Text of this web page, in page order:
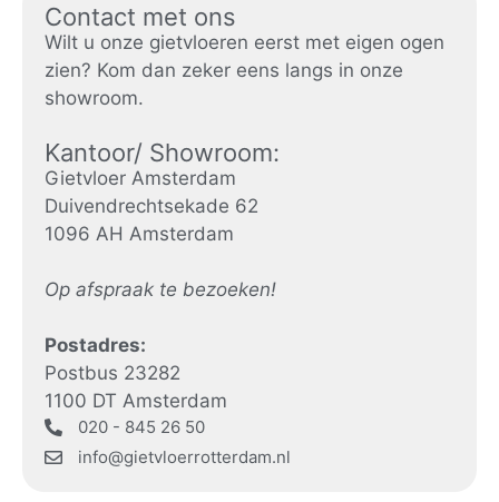
Contact met ons
Wilt u onze gietvloeren eerst met eigen ogen
zien? Kom dan zeker eens langs in onze
showroom.
Kantoor/ Showroom:
Gietvloer Amsterdam
Duivendrechtsekade 62
1096 AH Amsterdam
Op afspraak te bezoeken!
Postadres:
Postbus 23282
1100 DT Amsterdam
020 - 845 26 50
info@gietvloerrotterdam.nl